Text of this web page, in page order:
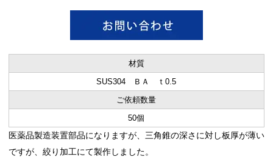
材質
SUS304 ＢＡ ｔ0.5
ご依頼数量
50個
医薬品製造装置部品になりますが、三角錐の深さに対し板厚が薄い
ですが、絞り加工にて製作しました。